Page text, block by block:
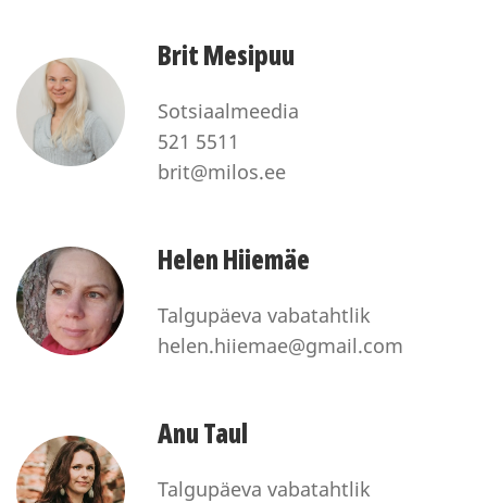
Brit Mesipuu
Sotsiaalmeedia
521 5511
brit@milos.ee
Helen Hiiemäe
Talgupäeva vabatahtlik
helen.hiiemae@gmail.com
Anu Taul
Talgupäeva vabatahtlik